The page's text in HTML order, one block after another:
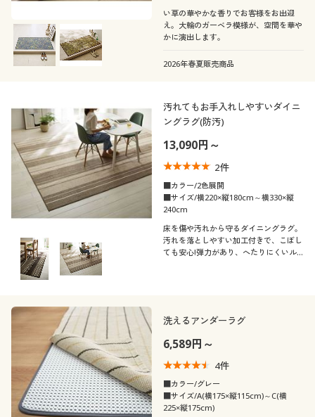
い草の華やかな香りでお客様をお出迎
え。大輪のガーベラ模様が、空間を華や
かに演出します。
2026年春夏販売商品
汚れてもお手入れしやすいダイニ
ングラグ(防汚)
13,090円～
2件
■カラー/2色展開
■サイズ/横220×縦180cm～横330×縦
240cm
床を傷や汚れから守るダイニングラグ。
汚れを落としやすい加工付きで、こぼし
ても安心!弾力があり、へたりにくいル
洗えるアンダーラグ
6,589円～
4件
■カラー/グレー
■サイズ/A(横175×縦115cm)～C(横
225×縦175cm)